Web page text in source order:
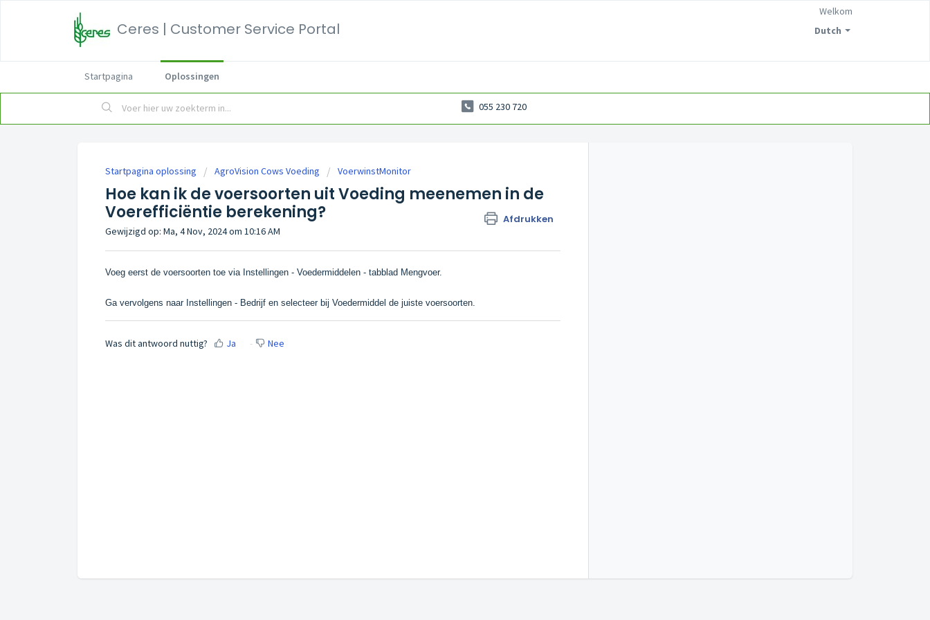
Ceres | Customer Service Portal Dutch
Welkom
Startpagina Oplossingen
055 230 720
Startpagina oplossing AgroVision Cows Voeding VoerwinstMonitor
Hoe kan ik de voersoorten uit Voeding meenemen in de
Voerefficiëntie berekening?
Afdrukken
Gewijzigd op: Ma, 4 Nov, 2024 om 10:16 AM
Voeg eerst de voersoorten toe via Instellingen - Voedermiddelen - tabblad Mengvoer.
Ga vervolgens naar Instellingen - Bedrijf en selecteer bij Voedermiddel de juiste voersoorten.
Was dit antwoord nuttig? Ja Nee